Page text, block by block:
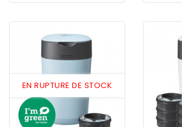
EN RUPTURE DE STOCK